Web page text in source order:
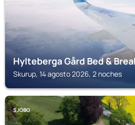
Hylteberga Gård Bed &
Skurup, 14 agosto 2026, 2 noches
SJOBO